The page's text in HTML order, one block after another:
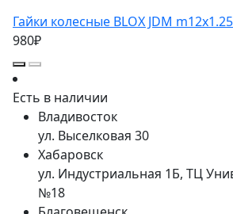
Гайки колесные BLOX JDM m12x1.25
980₽
Есть в наличии
Владивосток
ул. Выселковая 30
Хабаровск
ул. Индустриальная 1Б, ТЦ
№18